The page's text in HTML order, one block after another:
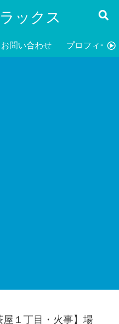
ックス
お問い合わせ プロフィール
屋１丁目・火事】場